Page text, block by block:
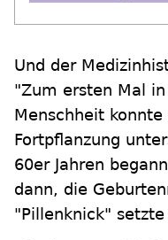
Und der
"Zum ersten Mal
Menschheit konnte
Fortpflanzung
60er Jahren
dann, die
"Pillenknick" setzte